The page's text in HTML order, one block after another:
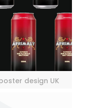
design UK